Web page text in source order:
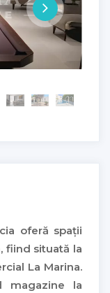
oferă spații
fiind situată la
La Marina.
magazine la